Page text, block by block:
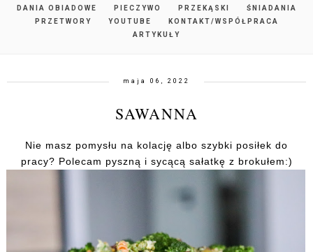
DANIA OBIADOWE
PIECZYWO PRZEKĄSKI
ŚNIADANIA
PRZETWORY
YOUTUBE
KONTAKT/WSPÓŁPRACA
ARTYKUŁY
maja 06, 2022
SAWANNA
Nie masz pomysłu na kolację albo szybki posiłek do
pracy? Polecam pyszną i sycącą sałatkę z brokułem:)